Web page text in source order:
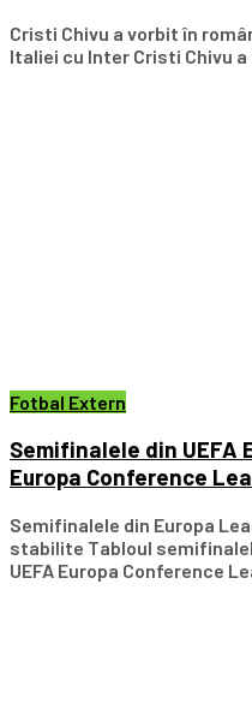
Cristi Chivu a vorbit în
Italiei cu Inter Cristi Chivu a
Fotbal Extern
Semifinalele din UEFA
Europa Conference
Semifinalele din Europa
stabilite Tabloul
UEFA Europa Conference